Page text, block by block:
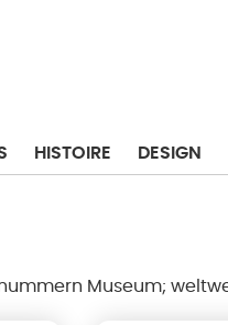
HISTOIRE DESIGN
Museum;